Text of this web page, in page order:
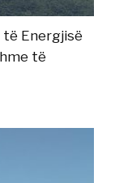
Energjisë
të